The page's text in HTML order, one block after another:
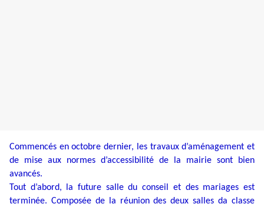
Commencés en octobre dernier, les travaux d’aménagement et
de mise aux normes d’accessibilité de la mairie sont bien
avancés.
Tout d’abord, la future salle du conseil et des mariages est
terminée. Composée de la réunion des deux salles da classe